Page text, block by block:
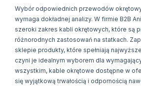
Wybór odpowiednich przewodów
wymaga dokładnej analizy. W firmie B2B
szeroki zakres kabli okrętowych, które są
różnorodnych zastosowań na statkach.
sklepie produkty, które spełniają
czyni je idealnym wyborem dla
wszystkim, kable okrętowe dostępne w
się wyjątkową trwałością i odpornością